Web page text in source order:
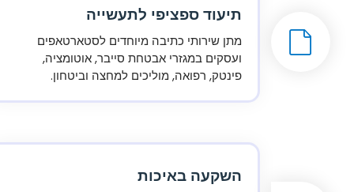
תיעוד ספציפי לתעשייה
מתן שירותי כתיבה מיוחדים לסטארטאפים
ועסקים במגזרי אבטחת סייבר, אוטומציה,
פינטק, רפואה, מוליכים למחצה וביטחון.
השקעה באיכות